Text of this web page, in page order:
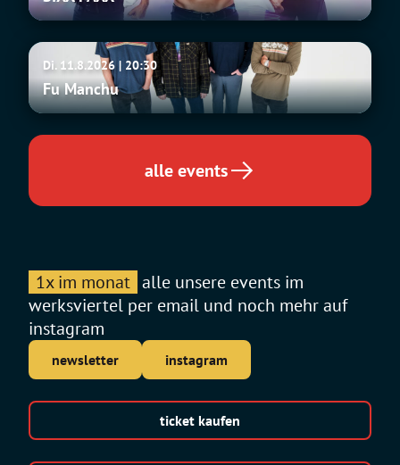
Fu
Manchu
Di. 11.8.2026 | 20:30
Fu Manchu
alle events
1x im monat alle unsere events im
werksviertel per email und noch mehr auf
instagram
newsletter instagram
ticket kaufen